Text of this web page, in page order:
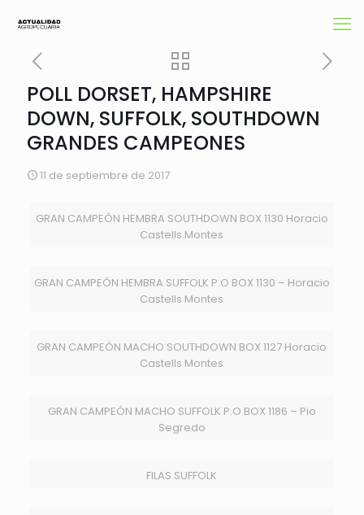
POLL DORSET, HAMPSHIRE
DOWN, SUFFOLK, SOUTHDOWN
GRANDES CAMPEONES
11 de septiembre de 2017
GRAN CAMPEÓN HEMBRA SOUTHDOWN BOX 1130 Horacio
Castells Montes
GRAN CAMPEÓN HEMBRA SUFFOLK P.O BOX 1130 – Horacio
Castells Montes
GRAN CAMPEÓN MACHO SOUTHDOWN BOX 1127 Horacio
Castells Montes
GRAN CAMPEÓN MACHO SUFFOLK P.O BOX 1186 – Pio
Segredo
FILAS SUFFOLK